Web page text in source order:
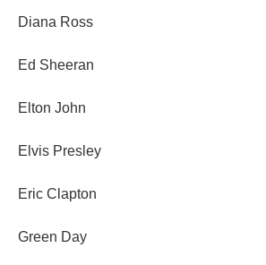
Diana Ross
Ed Sheeran
Elton John
Elvis Presley
Eric Clapton
Green Day